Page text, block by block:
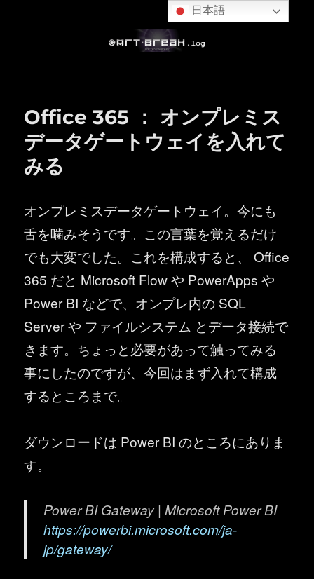
Office 365 ： オンプレミス
データゲートウェイを入れて
みる
オンプレミスデータゲートウェイ。今にも
舌を噛みそうです。この言葉を覚えるだけ
でも大変でした。これを構成すると、 Office
365 だと Microsoft Flow や PowerApps や
Power BI などで、オンプレ内の SQL
Server や ファイルシステム とデータ接続で
きます。ちょっと必要があって触ってみる
事にしたのですが、今回はまず入れて構成
するところまで。
ダウンロードは Power BI のところにありま
す。
Power BI Gateway | Microsoft Power BI
https://powerbi.microsoft.com/ja-
jp/gateway/
日本語